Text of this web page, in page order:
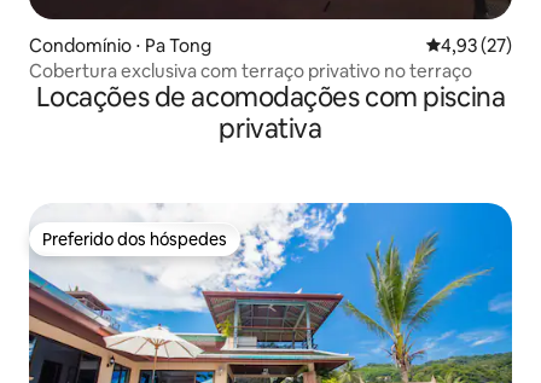
Condomínio ⋅ Pa Tong 4,93 de uma
4,93 (27)
Cobertura exclusiva com terraço privativo no terraço
Locações de acomodações com piscina
privativa
Preferido dos hóspedes
Preferido dos hóspedes